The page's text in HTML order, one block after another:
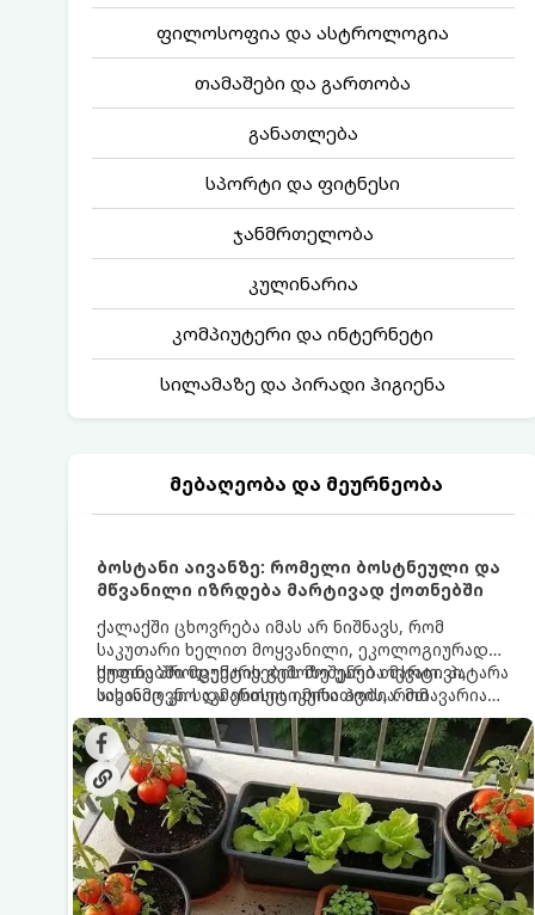
ფილოსოფია და ასტროლოგია
თამაშები და გართობა
განათლება
სპორტი და ფიტნესი
ჯანმრთელობა
კულინარია
კომპიუტერი და ინტერნეტი
სილამაზე და პირადი ჰიგიენა
მებაღეობა და მეურნეობა
ბოსტანი აივანზე: რომელი ბოსტნეული და
მწვანილი იზრდება მარტივად ქოთნებში
ქალაქში ცხოვრება იმას არ ნიშნავს, რომ
საკუთარი ხელით მოყვანილი, ეკოლოგიურად
სუფთა პროდუქტის გემოზე უარი თქვათ. პატარა
აივანიც კი საკმარისია იმისათვის, რომ
მოიწყოთ მინი-ბოსტანი, საიდანაც
ყოველდღიურად ახალ, არომატულ მწვანილსა
და ბოსტნეულს მოკრეფთ.
ქოთნებში მცენარეების მოშენება მარტივი,
სასიამოვნო და ესთეტიკური ჰობია. მთავარია
იცოდეთ, რომელი კულტურები ეგუებიან
ქოთნის პირობებს ყველაზე კარგად და როგორ
მოუაროთ მათ სწორად.